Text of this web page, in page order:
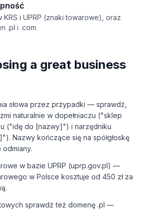
KRS i UPRP (znaki towarowe), oraz
.pl i .com.
a great business
słowa przez przypadki — sprawdź,
naturalnie w dopełniaczu ("sklep
("idę do [nazwy]") i narzędniku
Nazwy kończące się na spółgłoskę
w bazie UPRP (uprp.gov.pl) —
w Polsce kosztuje od 450 zł za
sprawdź też domenę .pl —